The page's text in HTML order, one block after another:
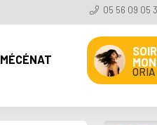
05 56 09 05
MÉCÉNAT
ORIA